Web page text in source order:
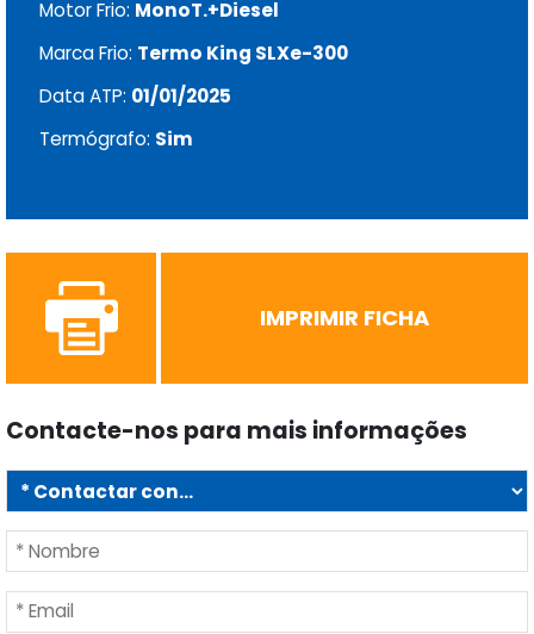
Motor Frio: MonoT.+Diesel
Marca Frio: Termo King SLXe-300
Data ATP: 01/01/2025
Termógrafo: Sim
IMPRIMIR FICHA
Contacte-nos para mais informações